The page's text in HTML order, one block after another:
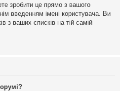
зробити це прямо з вашого
введенням імені користувача. Ви
з ваших списків на тій самій